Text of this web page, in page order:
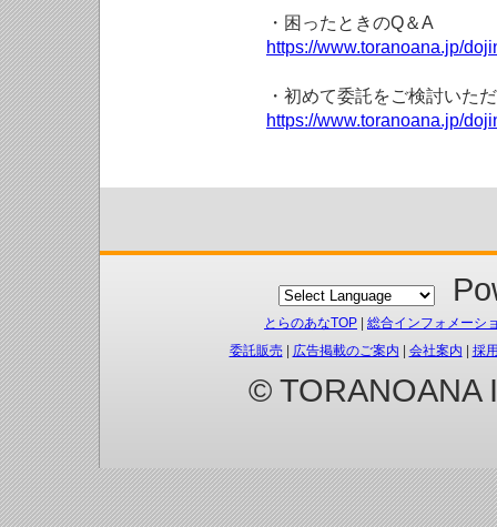
・困ったときのQ＆A
https://www.toranoana.jp/
・初めて委託をご検討いた
https://www.toranoana.jp/
とらのあなTOP
総合インフォメーシ
委託販売| 広告掲載のご案内 会社案内 採
© TORANOANA